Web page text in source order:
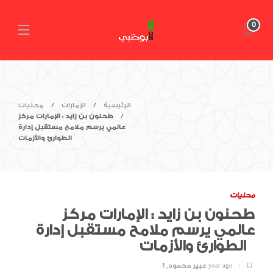
0
الرئيسية الإمارات
محليات
طحنون بن زايد : الإمارات مركز
عالمي يرسم ملامح مستقبل إدارة
الطوارئ والأزمات
محليات
طحنون بن زايد : الإمارات مركز
عالمي يرسم ملامح مستقبل إدارة
عبير محمود, 1 year ago